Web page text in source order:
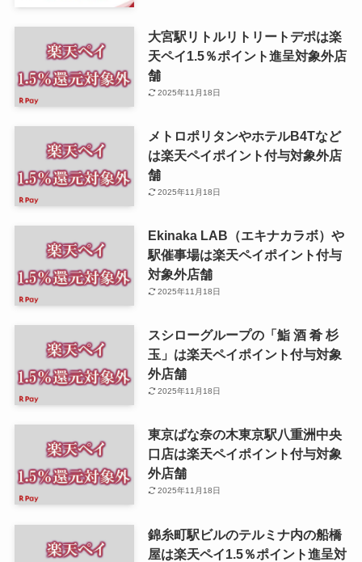
大宮駅リトルリトリートデポは楽
天ペイ1.5％ポイント進呈対象外店
舗
2025年11月18日
メトロポリタンやホテルB4Tなど
は楽天ペイポイント付与対象外店
舗
2025年11月18日
Ekinaka LAB（エキナカラボ）や
駅催事場は楽天ペイポイント付与
対象外店舗
2025年11月18日
スシローグループの「鮨 酒 肴 杉
玉」は楽天ペイポイント付与対象
外店舗
2025年11月18日
東京ばな奈の木東京駅八重洲中央
口店は楽天ペイポイント付与対象
外店舗
2025年11月18日
錦糸町駅ビルのテルミナ内の船橋
屋は楽天ペイ1.5％ポイント進呈対